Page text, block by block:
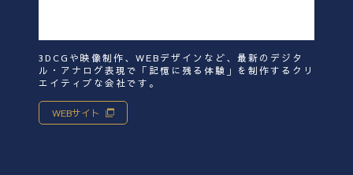
3DCGや映像制作、WEBデザインなど、最新のデジタ
ル・アナログ表現で「記憶に残る体験」を制作するクリ
エイティブな会社です。
WEBサイト